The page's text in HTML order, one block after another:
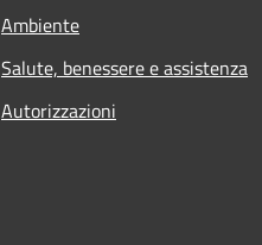
Ambiente
Salute, benessere e assistenza
Autorizzazioni